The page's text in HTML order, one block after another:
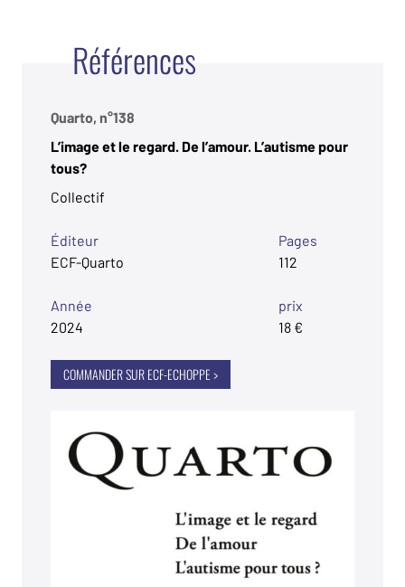
Références
Quarto, n°138
L’image et le regard. De l’amour. L’autisme pour
tous?
Collectif
Éditeur
ECF-Quarto
Pages
112
Année
2024
prix
18 €
COMMANDER SUR ECF-ECHOPPE >